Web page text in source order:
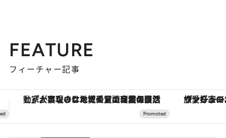
FEATURE
フィーチャー記事
ヴァシュロン・コンスタンタン「オーヴァーシーズ・オートマティック」。旅愛好家のお気に入りコレクションから、ジェンダーレスな新作が登場